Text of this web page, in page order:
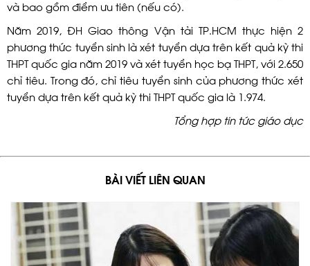
và bao gồm điểm ưu tiên (nếu có).
Năm 2019, ĐH Giao thông Vận tải TP.HCM thực hiện 2
phương thức tuyển sinh là xét tuyển dựa trên kết quả kỳ thi
THPT quốc gia năm 2019 và xét tuyển học bạ THPT, với 2.650
chỉ tiêu. Trong đó, chỉ tiêu tuyển sinh của phương thức xét
tuyển dựa trên kết quả kỳ thi THPT quốc gia là 1.974.
Tổng hợp tin tức giáo dục
BÀI VIẾT LIÊN QUAN